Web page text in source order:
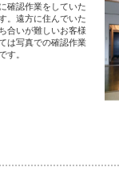
確認作業をしていた
。遠方に住んでいた
合いが難しいお客様
は写真での確認作業
す。